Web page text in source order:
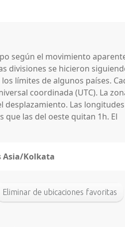
según el movimiento
divisiones se hicieron
límites de algunos países.
coordinada (UTC). La
desplazamiento. Las
las del oeste quitan 1h. El
Asia/Kolkata
Eliminar de ubicaciones favoritas